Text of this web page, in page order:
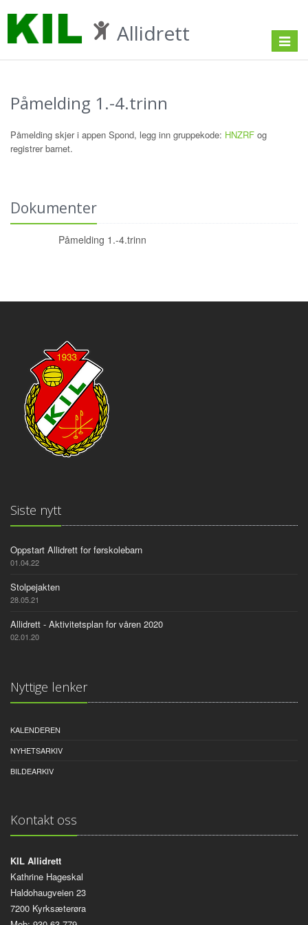
Allidrett
Toggle
Påmelding 1.-4.trinn
Påmelding skjer i appen Spond, legg inn gruppekode: HNZRF og
registrer barnet.
Dokumenter
Påmelding 1.-4.trinn
Siste nytt
Oppstart Allidrett for førskolebarn
01.04.22
Stolpejakten
28.05.21
Allidrett - Aktivitetsplan for våren 2020
02.01.20
Nyttige lenker
KALENDEREN
NYHETSARKIV
BILDEARKIV
Kontakt oss
KIL Allidrett
Kathrine Hageskal
Haldohaugveien 23
7200 Kyrksæterøra